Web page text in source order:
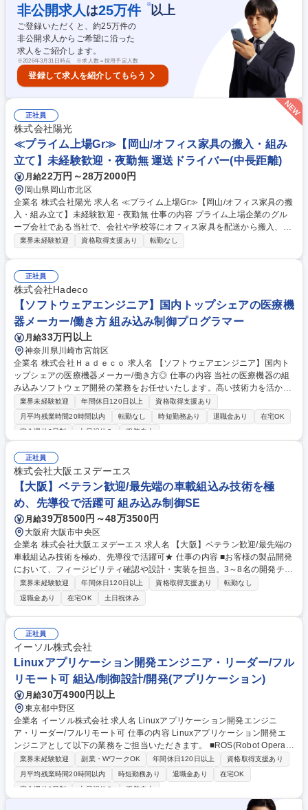
行ダイヤの確認。→【車両点検】→【始業点呼・出庫】運行管理者に免許
証を提示し、自身の健康状態・車両状態等を報告し運行開始。→【乗務】
お客様の安全と快適性を大事にし運転。→【休憩】 仲間たちとプライベー
トの話や交通情報共有→【入庫・終業点検】バスの終業点検と清掃。運行
管理者に本日の報告をして終了。 募集職種 【浜松市】バス運転手 ※ベテ
ラン歓迎/研修充実/地域貢献性高いお仕事です◎
非公開求人 は25万件 ※以上
ご登録いただくと、約25万件の
非公開求人からご希望に沿った
求人をご紹介します。
※2026年3月31日時点 ※求人数＝採用予定人数
登録して求人を紹介してもらう
正社員
株式会社陽光
≪プライム上場Gr≫【岡山/オフィス家具の搬入・組み
立て】未経験歓迎・夜勤無 運送ドライバー(中長距離)
月給22万円～28万2000円
岡山県岡山市北区
企業名 株式会社陽光 求人名 ≪プライム上場Gr≫【岡山/オフィス家具の搬
入・組み立て】未経験歓迎・夜勤無 仕事の内容 プライム上場企業のグル
ープ会社である当社で、会社や学校等にオフィス家具を配送から搬入、組
み立て、設置までの一連の業務をお任せします。入社後、中型、準中型運
す。配送助手が1～2名同行、搬入は複数人で実施しており、個人への負担
を軽減する体制を取っています。 【一日の流れ】荷物の間違いがないか確
認と積み込みを行った後、近距離エリアでは1日4件程度、遠距離エリアで
は1日1件～2件程度お客様先を回ります。 募集職種 ≪プライム上場Gr≫
【岡山/オフィス家具の搬入・組み立て】未経験歓迎・夜勤無
業界未経験歓迎 資格取得支援あり 転勤なし
正社員
株式会社Hadeco
【ソフトウェアエンジニア】国内トップシェアの医療機
器メーカー/働き方 組み込み制御プログラマー
月給33万円以上
神奈川県川崎市宮前区
企業名 株式会社Ｈａｄｅｃｏ 求人名 【ソフトウェアエンジニア】国内ト
ップシェアの医療機器メーカー/働き方◎ 仕事の内容 当社の医療機器の組
み込みソフトウェア開発の業務をお任せいたします。高い技術力を活か
し、国内外で評価される製品の開発です。新製品の開発や顧客要望に応じ
た機能追加や改良を対応いただきます。 【具体的には】 ■自社の既存製品
の改良や新製品の開発を行います。 ■解析の原理は確立されており、既存
とチームでプロジェクトを進め、製品の完成度を高めていきます。 募集職
種 【ソフトウェアエンジニア】国内トップシェアの医療機器メーカー/働
き方◎
業界未経験歓迎 年間休日120日以上
資格取得支援あり
月平均残業時間20時間以内
転勤なし 時短勤務あり 退職金あり
在宅OK
完全週休2日制
土日祝休み 服装自由
正社員
株式会社大阪エヌデーエス
【大阪】ベテラン歓迎/最先端の車載組込み技術を極
め、先導役で活躍可 組み込み制御SE
月給39万8500円～48万3500円
大阪府大阪市中央区
企業名 株式会社大阪エヌデーエス 求人名 【大阪】ベテラン歓迎/最先端の
車載組込み技術を極め、先導役で活躍可★ 仕事の内容 ■お客様の製品開発
において、フィージビリティ確認や設計・実装を担当。3～8名の開発チー
ムで見積、進捗管理、課題解決を行い、高品質な製品開発の実現に貢献し
ます。 【主な開発事例】 ・ペロブスカイト太陽電池採用IoTシステムの企
画、実装（2～5名：10カ月） ・ガス、火災報知システムの企画、実装（3
～5名：10カ月） ・大型冷凍設備制御装置の企画、実装（2～3名：12カ
月） ・車載ソフトウェア評価システムの企画、実装（2名：24カ月） 組込
み・クラウド開発に携わり、自ら考え工夫しながら成長できる環境です。
募集職種 【大阪】ベテラン歓迎/最先端の車載組込み技術を極め、先導役
で活躍可★
業界未経験歓迎 年間休日120日以上 資格取得支援あり
転勤なし
退職金あり
在宅OK 土日祝休み
正社員
イーソル株式会社
Linuxアプリケーション開発エンジニア・リーダー/フル
リモート可 組込/制御設計/開発(アプリケーション)
月給30万4900円以上
東京都中野区
企業名 イーソル株式会社 求人名 Linuxアプリケーション開発エンジニ
ア・リーダー/フルリモート可 仕事の内容 Linuxアプリケーション開発エ
ンジニアとして以下の業務をご担当いただきます。 ■ROS(Robot Operati
ng System)を活用したロボティクスおよび自律制御向けのアプリケーショ
ン、ミドルウェア、ドライバ、OSの設計・開発 ■Autowareを用いた自律
走行ソフトウェアの企画・開発 ■ROSおよびAutowareを活用したシステ
業界未経験歓迎 副業・WワークOK 年間休日120日以上
資格取得支援あり
月平均残業時間20時間以内
時短勤務あり 退職金あり
在宅OK
完全週休2日制
土日祝休み 服装自由